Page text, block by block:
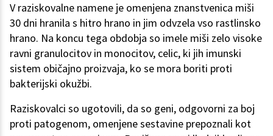
V raziskovalne namene je omenjena znanstvenica miši
30 dni hranila s hitro hrano in jim odvzela vso rastlinsko
hrano. Na koncu tega obdobja so imele miši zelo visoke
ravni granulocitov in monocitov, celic, ki jih imunski
sistem običajno proizvaja, ko se mora boriti proti
bakterijski okužbi.
Raziskovalci so ugotovili, da so geni, odgovorni za boj
proti patogenom, omenjene sestavine prepoznali kot